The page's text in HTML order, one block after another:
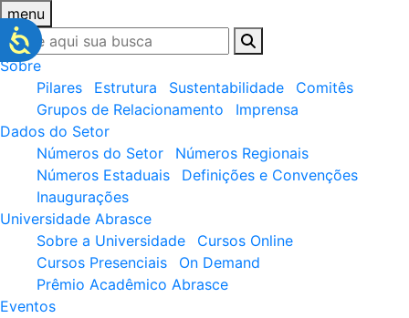
menu
Sobre
Pilares
Estrutura Sustentabilidade
Comitês
Grupos de Relacionamento
Imprensa
Dados do Setor
Números do Setor
Números Regionais
Números Estaduais
Definições e Convenções
Inaugurações
Universidade Abrasce
Sobre a Universidade
Cursos Online
Cursos Presenciais
On Demand
Prêmio Acadêmico Abrasce
Eventos